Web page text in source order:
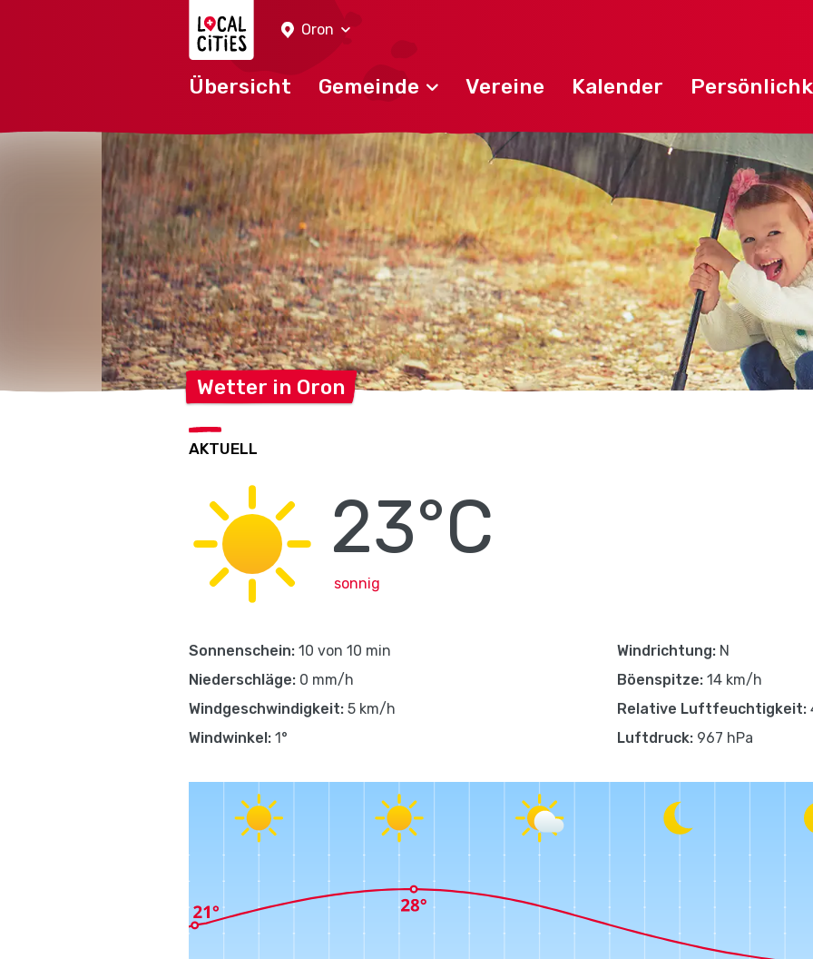
Oron
Übersicht Gemeinde Vereine Kalender
Wetter in Oron
AKTUELL
23°C
sonnig
Sonnenschein: 10 von 10 min
Niederschläge: 0 mm/h
Windgeschwindigkeit: 5 km/h
Windwinkel: 1°
Windrichtung: N
Böenspitze: 14 km/h
Relative Luftfeuchtigkeit:
Luftdruck: 967 hPa